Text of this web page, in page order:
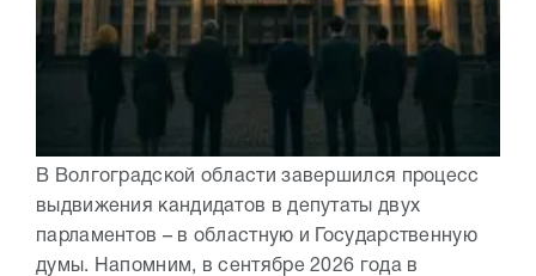
В Волгоградской области завершился процесс
выдвижения кандидатов в депутаты двух
парламентов – в областную и Государственную
думы. Напомним, в сентябре 2026 года в